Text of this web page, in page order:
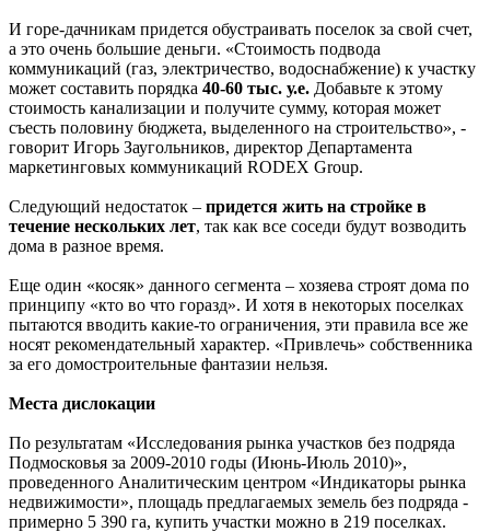
И горе-дачникам придется обустраивать поселок за свой счет,
а это очень большие деньги. «Стоимость подвода
коммуникаций (газ, электричество, водоснабжение) к участку
может составить порядка 40-60 тыс. у.е. Добавьте к этому
стоимость канализации и получите сумму, которая может
съесть половину бюджета, выделенного на строительство», -
говорит Игорь Заугольников, директор Департамента
маркетинговых коммуникаций RODEX Group.
Следующий недостаток – придется жить на стройке в
течение нескольких лет, так как все соседи будут возводить
дома в разное время.
Еще один «косяк» данного сегмента – хозяева строят дома по
принципу «кто во что горазд». И хотя в некоторых поселках
пытаются вводить какие-то ограничения, эти правила все же
носят рекомендательный характер. «Привлечь» собственника
за его домостроительные фантазии нельзя.
Места дислокации
По результатам «Исследования рынка участков без подряда
Подмосковья за 2009-2010 годы (Июнь-Июль 2010)»,
проведенного Аналитическим центром «Индикаторы рынка
недвижимости», площадь предлагаемых земель без подряда -
примерно 5 390 га, купить участки можно в 219 поселках.